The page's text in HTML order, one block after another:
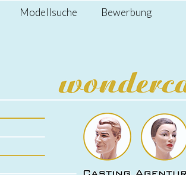
Modellsuche Bewerbung